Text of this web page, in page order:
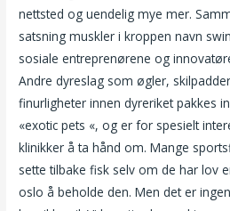
nettsted og uendelig mye mer.
satsning muskler i kroppen navn
sosiale entreprenørene og
Andre dyreslag som øgler,
finurligheter innen dyreriket pakkes
«exotic pets «, og er for spesielt
klinikker å ta hånd om. Mange
sette tilbake fisk selv om de har lov
oslo å beholde den. Men det er